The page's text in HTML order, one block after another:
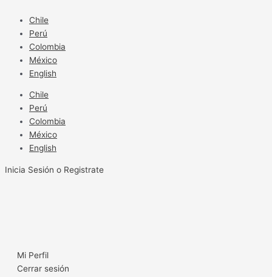
contenido
Chile
Perú
Colombia
México
English
Chile
Perú
Colombia
México
English
Inicia Sesión o Registrate
Mi Perfil
Cerrar sesión